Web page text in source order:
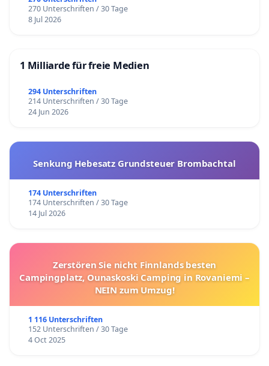
270 Unterschriften / 30 Tage
8 Jul 2026
1 Milliarde für freie Medien
294 Unterschriften
214 Unterschriften / 30 Tage
24 Jun 2026
Senkung Hebesatz Grundsteuer Brombachtal
174 Unterschriften
174 Unterschriften / 30 Tage
14 Jul 2026
Zerstören Sie nicht Finnlands besten
Campingplatz, Ounaskoski Camping in Rovaniemi –
NEIN zum Umzug!
1 116 Unterschriften
152 Unterschriften / 30 Tage
4 Oct 2025